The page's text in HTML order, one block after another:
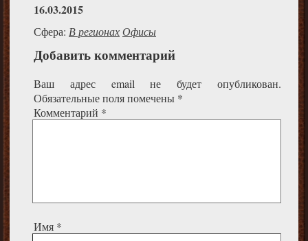
16.03.2015
Сфера: В регионахОфисы
Добавить комментарий
Ваш адрес email не будет опубликован.
Обязательные поля помечены *
Комментарий *
Имя *